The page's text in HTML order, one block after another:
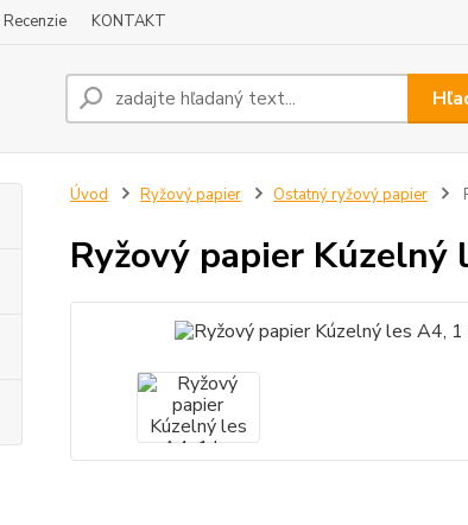
Recenzie KONTAKT
Úvod Ryžový papier Ostatný ryžový papier
Ryžový papier Kúzelný